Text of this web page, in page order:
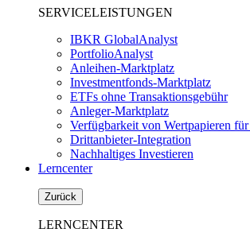
SERVICELEISTUNGEN
IBKR GlobalAnalyst
PortfolioAnalyst
Anleihen-Marktplatz
Investmentfonds-Marktplatz
ETFs ohne Transaktionsgebühr
Anleger-Marktplatz
Verfügbarkeit von Wertpapieren
Drittanbieter-Integration
Nachhaltiges Investieren
Lerncenter
Zurück
LERNCENTER